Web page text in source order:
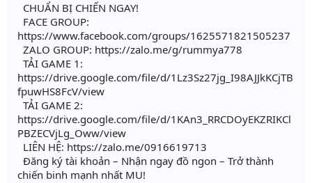
CHUẨN BỊ CHIẾN NGAY!
FACE GROUP:
https://www.facebook.com/groups/1625571821505237
ZALO GROUP: https://zalo.me/g/rummya778
TẢI GAME 1:
https://drive.google.com/file/d/1Lz3Sz27jg_I98AJJkKCjTB
fpuwHS8FcV/view
TẢI GAME 2:
https://drive.google.com/file/d/1KAn3_RRCDOyEKZRIKCl
PBZECVjLg_Oww/view
LIÊN HỆ: https://zalo.me/0916619713
Đăng ký tài khoản – Nhận ngay đồ ngon – Trở thành
chiến binh mạnh nhất MU!